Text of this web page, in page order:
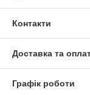
Контакти
Доставка та
Графік роботи